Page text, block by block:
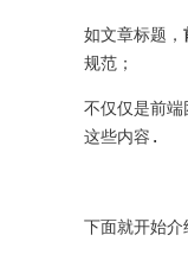
如文章标题，
规范；
不仅仅是前
这些内容.
下面就开始介